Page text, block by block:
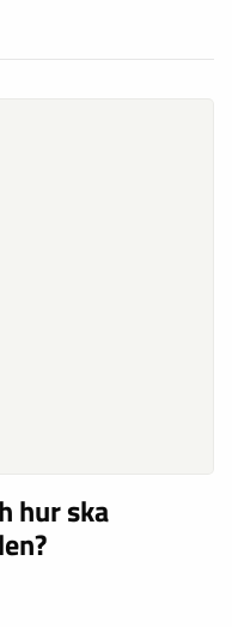
hur ska